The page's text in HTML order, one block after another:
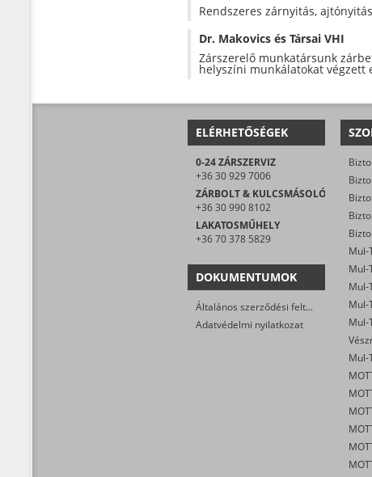
Rendszeres zárnyitás,
Dr. Makovics és Társai VHI
Zárszerelő munkatársunk
helyszíni munkálatokat végzett
ELÉRHETŐSÉGEK
0-24 ZÁRSZERVIZ
+36 30 929 7006
ZÁRBOLT & KULCSMÁSOLÓ
+36 30 990 8102
LAKATOSMŰHELY
+36 70 378 5829
DOKUMENTUMOK
Általános szerződési feltételek
Adatvédelmi nyilatkozat
Mul-
Mul-